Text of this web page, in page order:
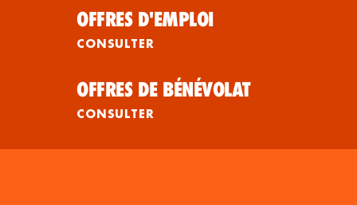
OFFRES D'EMPLOI
CONSULTER
OFFRES DE BÉNÉVOLAT
CONSULTER